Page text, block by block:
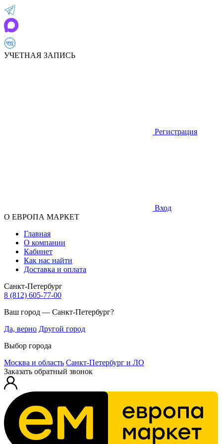
УЧЕТНАЯ ЗАПИСЬ
Регистрация
Вход
О ЕВРОПА МАРКЕТ
Главная
О компании
Кабинет
Как нас найти
Доставка и оплата
Санкт-Петербург
8 (812) 605-77-00
Ваш город — Санкт-Петербург?
Да, верно Другой город
Выбор города
Москва и область Санкт-Петербург и ЛО
Заказать обратный звонок